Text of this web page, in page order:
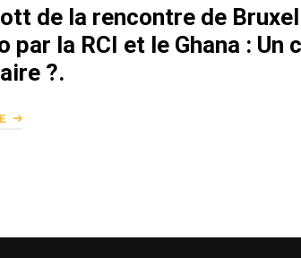
de la rencontre de
par la RCI et le Ghana : Un
?.